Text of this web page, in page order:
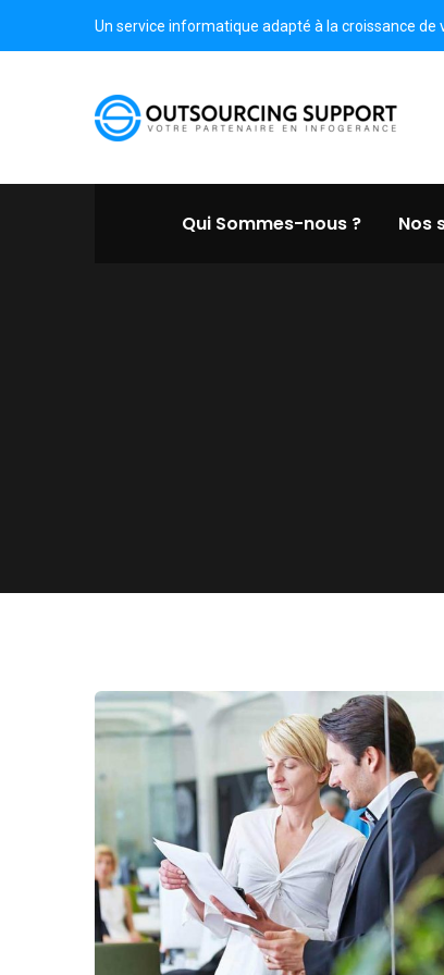
Un service informatique adapté à la croissance de
Qui Sommes-nous ? Nos
Data Analytics